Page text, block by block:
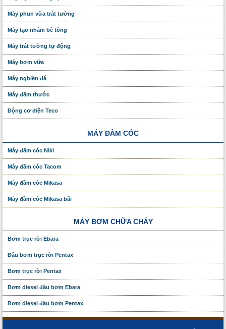
Máy phun vữa trát tường
Máy tạo nhám bê tông
Máy trát tường tự động
Máy bơm vữa
Máy nghiền đá
Máy đầm thước
Động cơ điện Teco
MÁY ĐẦM CÓC
Máy đầm cóc Niki
Máy đầm cóc Tacom
Máy đầm cóc Mikasa
Máy đầm cóc Mikasa bãi
MÁY BƠM CHỮA CHÁY
Bơm trục rời Ebara
Đầu bơm trục rời Pentax
Bơm trục rời Pentax
Bơm diesel đầu bơm Ebara
Bơm diesel đầu bơm Pentax